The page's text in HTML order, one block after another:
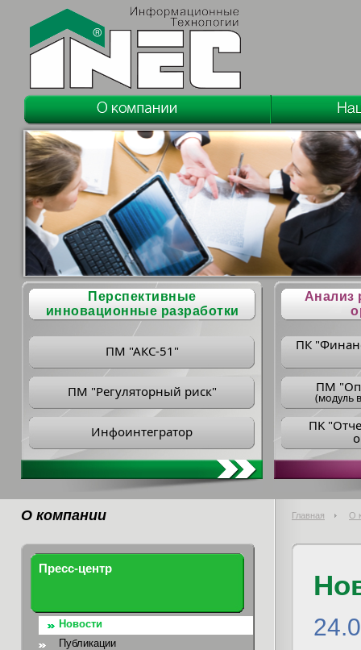
Перспективные
инновационные разработки
ПМ "АКС-51"
ПМ "Регуляторный риск"
Инфоинтегратор
Анализ
ПК
ПM
(модуль
ПK
О компании Главная О
Пресс-центр
Новости
Публикации